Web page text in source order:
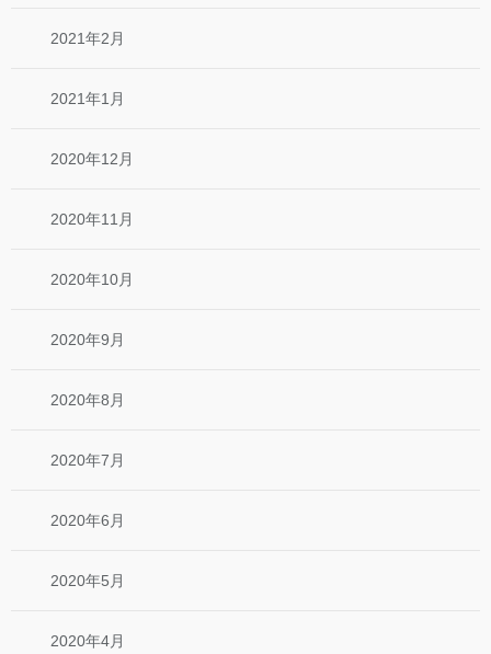
2021年2月
2021年1月
2020年12月
2020年11月
2020年10月
2020年9月
2020年8月
2020年7月
2020年6月
2020年5月
2020年4月